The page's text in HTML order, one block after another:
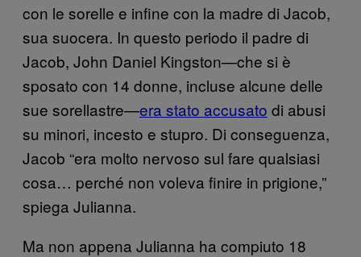
con le sorelle e infine con la madre di Jacob,
sua suocera. In questo periodo il padre di
Jacob, John Daniel Kingston—che si è
sposato con 14 donne, incluse alcune delle
sue sorellastre—era stato accusato di abusi
su minori, incesto e stupro. Di conseguenza,
Jacob “era molto nervoso sul fare qualsiasi
cosa… perché non voleva finire in prigione,”
spiega Julianna.
Ma non appena Julianna ha compiuto 18